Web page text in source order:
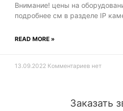
Внимание! цены на
подробнее см в разделе IP
READ MORE »
13.09.2022 Комментариев нет
Заказать